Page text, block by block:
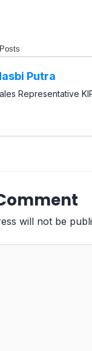
Putra
Representative
will not be